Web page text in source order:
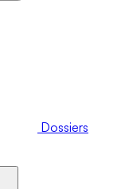
Dossiers